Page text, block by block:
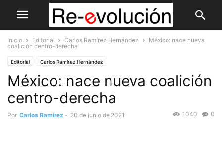
Inicio Editorial Carlos Ramírez Hernández
México: nace nueva
coalición centro-derecha
Editorial Carlos Ramírez Hernández
México: nace nueva coalición
centro-derecha
Por Carlos Ramírez - 20 de junio de 2021 0
1040